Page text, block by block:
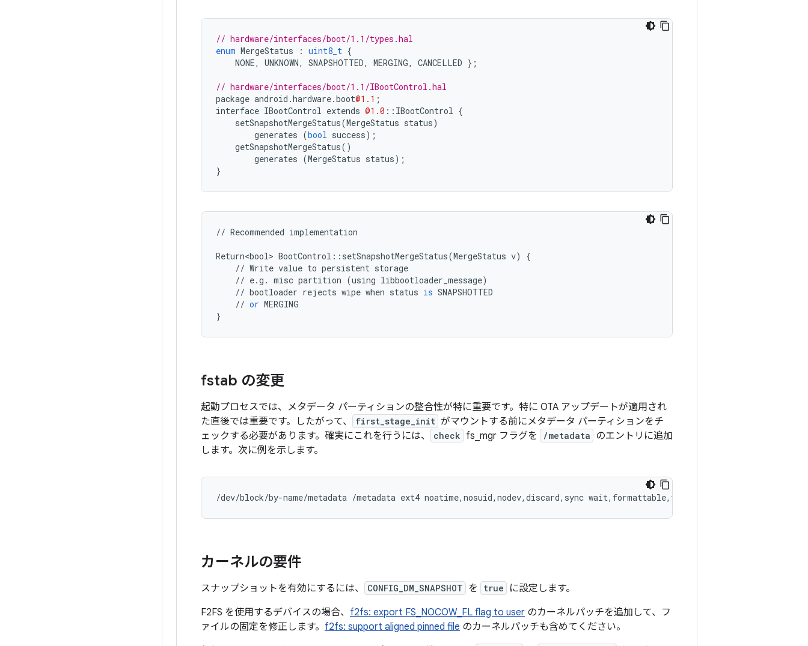
// hardware/interfaces/boot/1.1/types.hal
enum MergeStatus : uint8_t {
NONE, UNKNOWN, SNAPSHOTTED, MERGING, CANCELLED };
// hardware/interfaces/boot/1.1/IBootControl.hal
package android .hardware.boot@1.1 ;
interface IBootControl extends @1.0 :: IBootControl {
setSnapshotMergeStatus(MergeStatus status)
generates (bool success);
getSnapshotMergeStatus()
generates (MergeStatus status);
}
// Recommended implementation
Return<bool> BootControl :: setSnapshotMergeStatus(MergeStatus v)
{
// Write value to persistent storage
// e.g . misc partition (using libbootloader_message)
// bootloader rejects wipe when status is SNAPSHOTTED
// or MERGING
}
fstab の変更
起動プロセスでは、メタデータ パーティションの整合性が特に重要です。特に OTA アップデートが適用され
た直後では重要です。したがって、
first_stage_init がマウントする前にメタデータ パーティションをチ
ェックする必要があります。確実にこれを行うには、
check fs_mgr フラグを /metadata のエントリに追加
します。次に例を示します。
カーネルの要件
スナップショットを有効にするには、 CONFIG_DM_SNAPSHOT を true
に設定します。
F2FS を使用するデバイスの場合、 f2fs: export FS_NOCOW_FL flag to user のカーネルパッチを追加して、フ
ァイルの固定を修正します。 f2fs: support aligned pinned file のカーネルパッチも含めてください。